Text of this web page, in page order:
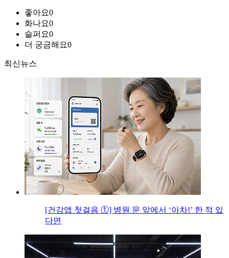
좋아요0
화나요0
슬퍼요0
더 궁금해요0
최신뉴스
[건강앱 첫걸음 ①] 병원 문 앞에서 ‘아차!’ 한 적 있
다면